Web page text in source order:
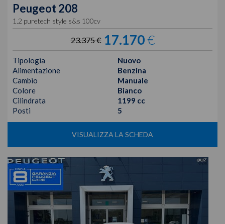
Peugeot 208
1.2 puretech style s&s 100cv
23.375 € 17.170€
Tipologia
Nuovo
Alimentazione
Benzina
Cambio
Manuale
Colore
Bianco
Cilindrata
1199 cc
Posti
5
VISUALIZZA LA SCHEDA